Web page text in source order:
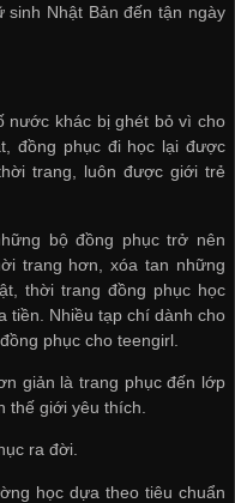
Nhật Bản đến tận ngày
nước khác bị ghét bỏ vì cho
đồng phục đi học lại được
trang, luôn được giới trẻ
bộ đồng phục trở nên
trang hơn, xóa tan những
thời trang đồng phục học
tiền. Nhiều tạp chí dành cho
phục cho teengirl.
giản là trang phục đến lớp
thế giới yêu thích.
ra đời.
học dựa theo tiêu chuẩn